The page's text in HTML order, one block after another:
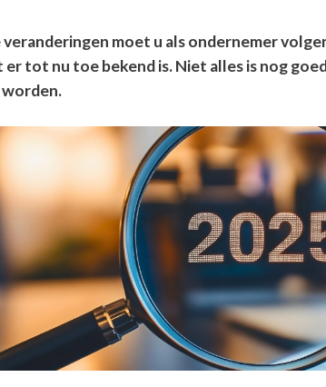
moet u als ondernemer
er tot nu toe bekend is. Niet alles is nog
worden.